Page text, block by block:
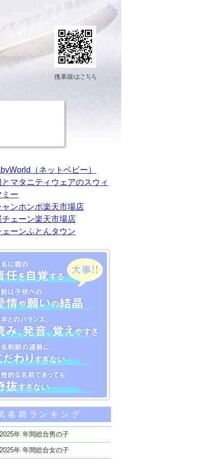
（ネットベビー）
マタニティウェアのスウィ
ミー
ャンホンポ楽天市場店
チェーン楽天市場店
ェーンふとんタウン
な5つのポイント
責任を自覚する
への愛情や願いの結晶
ランス、読み、発音、覚えやすさ
運勢にこだわりすぎない
名前ランキング
2025年 年間総合男の子
2025年 年間総合女の子